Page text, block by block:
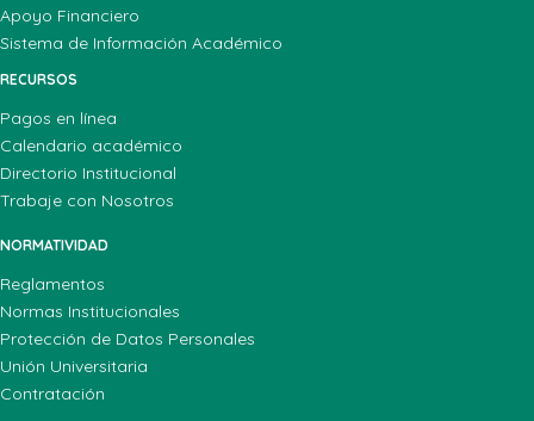
Apoyo Financiero
Sistema de Información Académico
RECURSOS
Pagos en línea
Calendario académico
Directorio Institucional
Trabaje con Nosotros
NORMATIVIDAD
Reglamentos
Normas Institucionales
Protección de Datos Personales
Unión Universitaria
Contratación